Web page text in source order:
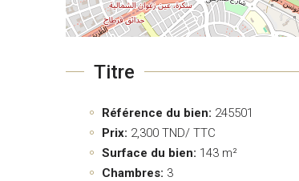
Titre
Référence du bien: 245501
Prix: 2,300 TND/ TTC
Surface du bien: 143 m²
Chambres: 3